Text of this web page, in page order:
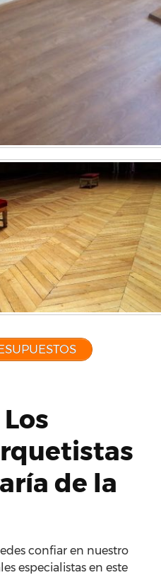
de la
confiar en nuestro
especialistas en este